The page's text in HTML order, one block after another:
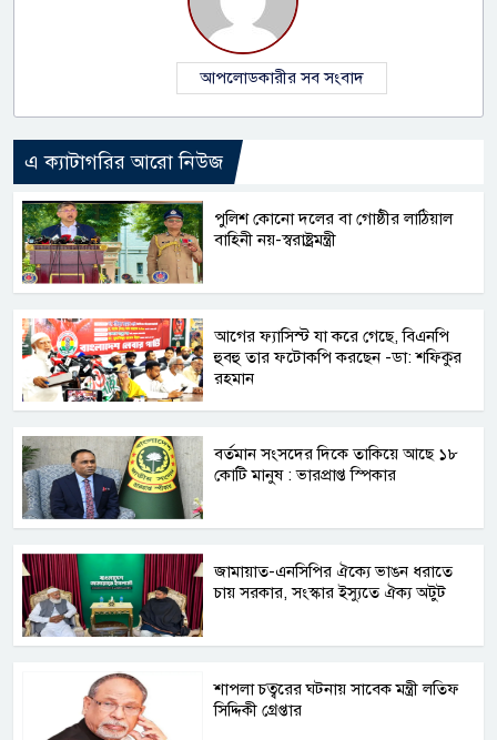
আপলোডকারীর সব সংবাদ
এ ক্যাটাগরির আরো নিউজ
পুলিশ কোনো দলের বা গোষ্ঠীর লাঠিয়াল
বাহিনী নয়-স্বরাষ্ট্রমন্ত্রী
আগের ফ্যাসিস্ট যা করে গেছে, বিএনপি
হুবহু তার ফটোকপি করছেন -ডা: শফিকুর
রহমান
বর্তমান সংসদের দিকে তাকিয়ে আছে ১৮
কোটি মানুষ : ভারপ্রাপ্ত স্পিকার
জামায়াত-এনসিপির ঐক্যে ভাঙন ধরাতে
চায় সরকার, সংস্কার ইস্যুতে ঐক্য অটুট
শাপলা চত্বরের ঘটনায় সাবেক মন্ত্রী লতিফ
সিদ্দিকী গ্রেপ্তার